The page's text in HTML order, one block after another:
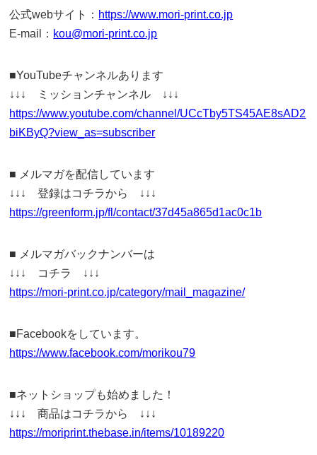
公式webサイト： https://www.mori-print.co.jp
E-mail： kou@mori-print.co.jp
■YouTubeチャンネルあります
↓↓↓ ミッションチャンネル ↓↓↓
https://www.youtube.com/channel/UCcTby5TS45AE8sAD2
biKByQ?view_as=subscriber
■ メルマガを配信しています
↓↓↓ 登録はコチラから ↓↓↓
https://greenform.jp/fl/contact/37d45a865d1ac0c1b
■ メルマガバックナンバーは
↓↓↓ コチラ ↓↓↓
https://mori-print.co.jp/category/mail_magazine/
■Facebookをしています。
https://www.facebook.com/morikou79
■ネットショップも始めました！
↓↓↓ 商品はコチラから ↓↓↓
https://moriprint.thebase.in/items/10189220